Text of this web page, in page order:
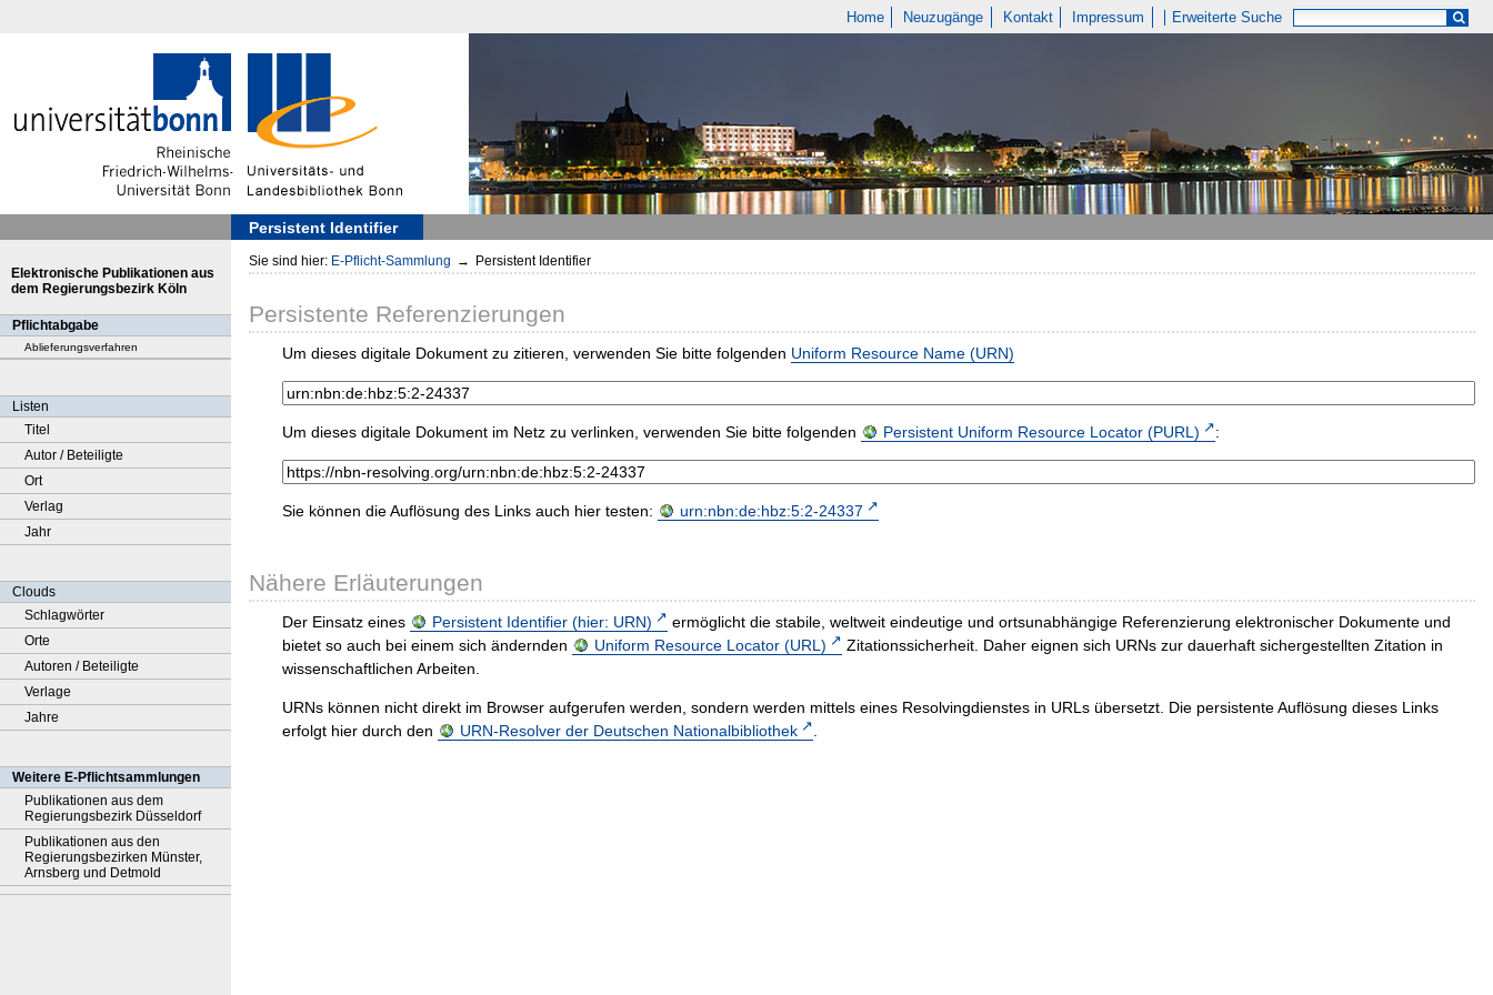
Home Neuzugänge Kontakt Impressum Erweiterte Suche
Persistent Identifier
Elektronische Publikationen aus
dem Regierungsbezirk Köln
Pflichtabgabe
Ablieferungsverfahren
Listen
Titel
Autor / Beteiligte
Ort
Verlag
Jahr
Clouds
Schlagwörter
Orte
Autoren / Beteiligte
Verlage
Jahre
Weitere E-Pflichtsammlungen
Publikationen aus dem
Regierungsbezirk Düsseldorf
Publikationen aus den
Regierungsbezirken Münster,
Arnsberg und Detmold
Sie sind hier: E-Pflicht-Sammlung → Persistent Identifier
Persistente Referenzierungen
Um dieses digitale Dokument zu zitieren, verwenden Sie bitte folgenden Uniform Resource Name (URN)
Um dieses digitale Dokument im Netz zu verlinken, verwenden Sie bitte folgenden Persistent Uniform Resource Locator (PURL) :
Sie können die Auflösung des Links auch hier testen: urn:nbn:de:hbz:5:2-24337
Nähere Erläuterungen
Der Einsatz eines Persistent Identifier (hier: URN)
ermöglicht die stabile, weltweit eindeutige und ortsunabhängige Referenzierung elektronischer Dokumente und
bietet so auch bei einem sich ändernden
Uniform Resource Locator (URL)
Zitationssicherheit. Daher eignen sich URNs zur dauerhaft sichergestellten Zitation in
wissenschaftlichen Arbeiten.
URNs können nicht direkt im Browser aufgerufen werden, sondern werden mittels eines Resolvingdienstes in URLs übersetzt. Die persistente Auflösung dieses Links
erfolgt hier durch den
URN-Resolver der Deutschen Nationalbibliothek .